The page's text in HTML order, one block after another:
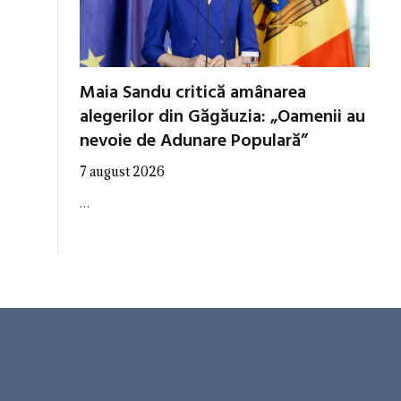
Maia Sandu critică amânarea
alegerilor din Găgăuzia: „Oamenii au
nevoie de Adunare Populară”
7 august 2026
…